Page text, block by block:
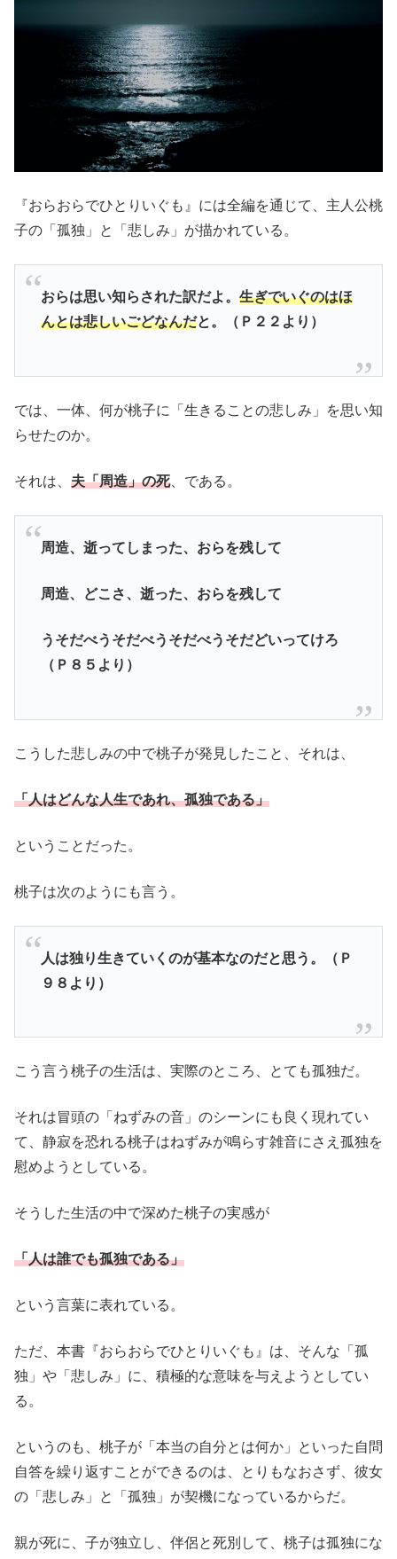
『おらおらでひとりいぐも』には全編を通じて、主人公桃
子の「孤独」と「悲しみ」が描かれている。
おらは思い知らされた訳だよ。 生ぎでいぐのはほ
んとは悲しいごどなんだと。（Ｐ２２より）
では、一体、何が桃子に「生きることの悲しみ」を思い知
らせたのか。
それは、 夫「周造」の死、である。
周造、逝ってしまった、おらを残して
周造、どこさ、逝った、おらを残して
うそだべうそだべうそだべうそだどいってけろ
（Ｐ８５より）
こうした悲しみの中で桃子が発見したこと、それは、
「人はどんな人生であれ、孤独である」
ということだった。
桃子は次のようにも言う。
人は独り生きていくのが基本なのだと思う。（Ｐ
９８より）
こう言う桃子の生活は、実際のところ、とても孤独だ。
それは冒頭の「ねずみの音」のシーンにも良く現れてい
て、静寂を恐れる桃子はねずみが鳴らす雑音にさえ孤独を
慰めようとしている。
そうした生活の中で深めた桃子の実感が
「人は誰でも孤独である」
という言葉に表れている。
ただ、本書『おらおらでひとりいぐも』は、そんな「孤
独」や「悲しみ」に、積極的な意味を与えようとしてい
る。
というのも、桃子が「本当の自分とは何か」といった自問
自答を繰り返すことができるのは、とりもなおさず、彼女
の「悲しみ」と「孤独」が契機になっているからだ。
親が死に、子が独立し、伴侶と死別して、桃子は孤独にな